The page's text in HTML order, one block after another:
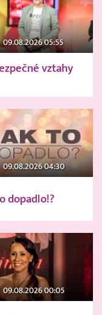
09.08.2026 05:55
vztahy
09.08.2026 04:30
dopadlo!?
09.08.2026 00:05